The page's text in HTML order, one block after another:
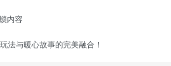
内容
法与暖心故事的完美融合！